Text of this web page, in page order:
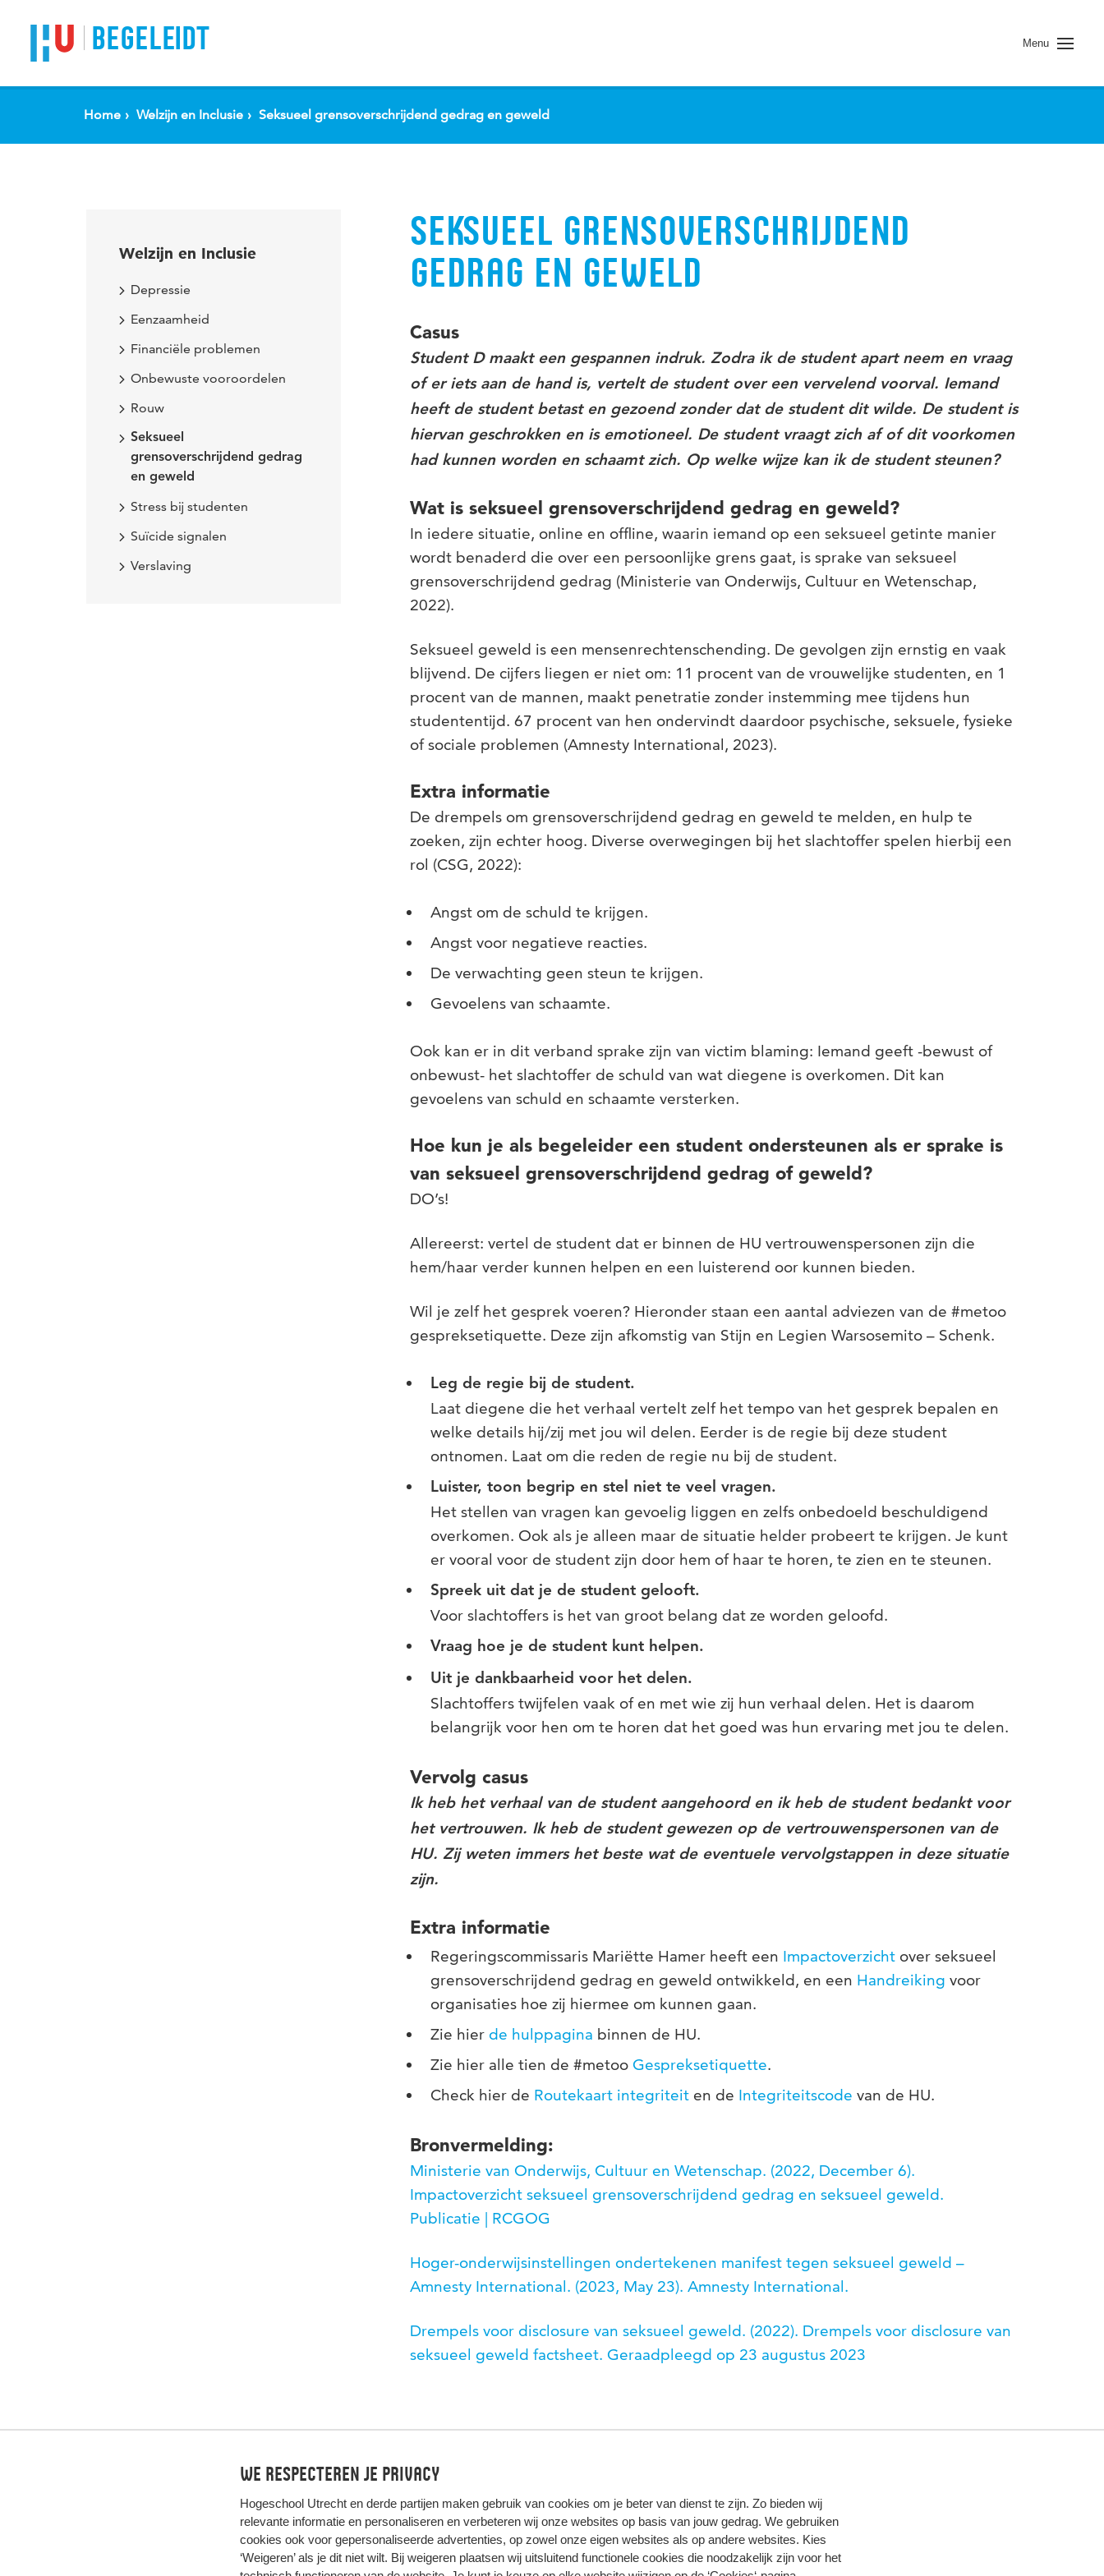
We respecteren je privacy
Hogeschool Utrecht en derde partijen maken gebruik van cookies om je beter van dienst te zijn. Zo bieden wij
relevante informatie en personaliseren en verbeteren wij onze websites op basis van jouw gedrag. We gebruiken
cookies ook voor gepersonaliseerde advertenties, op zowel onze eigen websites als op andere websites. Kies
‘Weigeren’ als je dit niet wilt. Bij weigeren plaatsen wij uitsluitend functionele cookies die noodzakelijk zijn voor het
BEGELEIDT Menu
Home Welzijn en Inclusie Seksueel grensoverschrijdend gedrag en geweld
Welzijn en Inclusie
Depressie
Eenzaamheid
Financiële problemen
Onbewuste vooroordelen
Rouw
Seksueel
grensoverschrijdend gedrag
en geweld
Stress bij studenten
Suïcide signalen
Verslaving
SEKSUEEL GRENSOVERSCHRIJDEND
GEDRAG EN GEWELD
Casus
Student D maakt een gespannen indruk. Zodra ik de student apart neem en vraag
of er iets aan de hand is, vertelt de student over een vervelend voorval. Iemand
heeft de student betast en gezoend zonder dat de student dit wilde. De student is
hiervan geschrokken en is emotioneel. De student vraagt zich af of dit voorkomen
had kunnen worden en schaamt zich. Op welke wijze kan ik de student steunen?
Wat is seksueel grensoverschrijdend gedrag en geweld?
In iedere situatie, online en offline, waarin iemand op een seksueel getinte manier
wordt benaderd die over een persoonlijke grens gaat, is sprake van seksueel
grensoverschrijdend gedrag (Ministerie van Onderwijs, Cultuur en Wetenschap,
2022).
Seksueel geweld is een mensenrechtenschending. De gevolgen zijn ernstig en vaak
blijvend. De cijfers liegen er niet om: 11 procent van de vrouwelijke studenten, en 1
procent van de mannen, maakt penetratie zonder instemming mee tijdens hun
studententijd. 67 procent van hen ondervindt daardoor psychische, seksuele, fysieke
of sociale problemen (Amnesty International, 2023).
Extra informatie
De drempels om grensoverschrijdend gedrag en geweld te melden, en hulp te
zoeken, zijn echter hoog. Diverse overwegingen bij het slachtoffer spelen hierbij een
rol (CSG, 2022):
Angst om de schuld te krijgen.
Angst voor negatieve reacties.
De verwachting geen steun te krijgen.
Gevoelens van schaamte.
Ook kan er in dit verband sprake zijn van victim blaming: Iemand geeft -bewust of
onbewust- het slachtoffer de schuld van wat diegene is overkomen. Dit kan
gevoelens van schuld en schaamte versterken.
Hoe kun je als begeleider een student ondersteunen als er sprake is
van seksueel grensoverschrijdend gedrag of geweld?
DO’s!
Allereerst: vertel de student dat er binnen de HU vertrouwenspersonen zijn die
hem/haar verder kunnen helpen en een luisterend oor kunnen bieden.
Wil je zelf het gesprek voeren? Hieronder staan een aantal adviezen van de #metoo
gespreksetiquette. Deze zijn afkomstig van Stijn en Legien Warsosemito – Schenk.
Leg de regie bij de student.
Laat diegene die het verhaal vertelt zelf het tempo van het gesprek bepalen en
welke details hij/zij met jou wil delen. Eerder is de regie bij deze student
ontnomen. Laat om die reden de regie nu bij de student.
Luister, toon begrip en stel niet te veel vragen.
Het stellen van vragen kan gevoelig liggen en zelfs onbedoeld beschuldigend
overkomen. Ook als je alleen maar de situatie helder probeert te krijgen. Je kunt
er vooral voor de student zijn door hem of haar te horen, te zien en te steunen.
Spreek uit dat je de student gelooft.
Voor slachtoffers is het van groot belang dat ze worden geloofd.
Vraag hoe je de student kunt helpen.
Uit je dankbaarheid voor het delen.
Slachtoffers twijfelen vaak of en met wie zij hun verhaal delen. Het is daarom
belangrijk voor hen om te horen dat het goed was hun ervaring met jou te delen.
Vervolg casus
Ik heb het verhaal van de student aangehoord en ik heb de student bedankt voor
het vertrouwen. Ik heb de student gewezen op de vertrouwenspersonen van de
HU. Zij weten immers het beste wat de eventuele vervolgstappen in deze situatie
zijn.
Extra informatie
Regeringscommissaris Mariëtte Hamer heeft een Impactoverzichtover seksueel
grensoverschrijdend gedrag en geweld ontwikkeld, en een Handreiking voor
organisaties hoe zij hiermee om kunnen gaan.
Zie hier de hulppagina binnen de HU.
Zie hier alle tien de #metoo Gespreksetiquette.
Check hier de Routekaart integriteiten de Integriteitscode van de HU.
Bronvermelding:
Ministerie van Onderwijs, Cultuur en Wetenschap. (2022, December 6).
Impactoverzicht seksueel grensoverschrijdend gedrag en seksueel geweld.
Publicatie | RCGOG
Hoger-onderwijsinstellingen ondertekenen manifest tegen seksueel geweld –
Amnesty International. (2023, May 23). Amnesty International.
Drempels voor disclosure van seksueel geweld. (2022). Drempels voor disclosure van
seksueel geweld factsheet. Geraadpleegd op 23 augustus 2023